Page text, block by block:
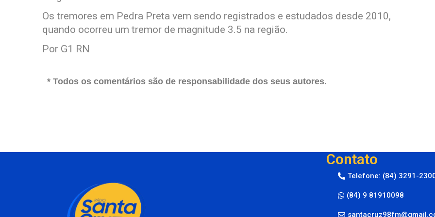
Os tremores em Pedra Preta vem sendo registrados e estudados desde 2010,
quando ocorreu um tremor de magnitude 3.5 na região.
Por G1 RN
* Todos os comentários são de responsabilidade dos seus autores.
Contato
Telefone: (84) 3291-
(84) 9 81910098